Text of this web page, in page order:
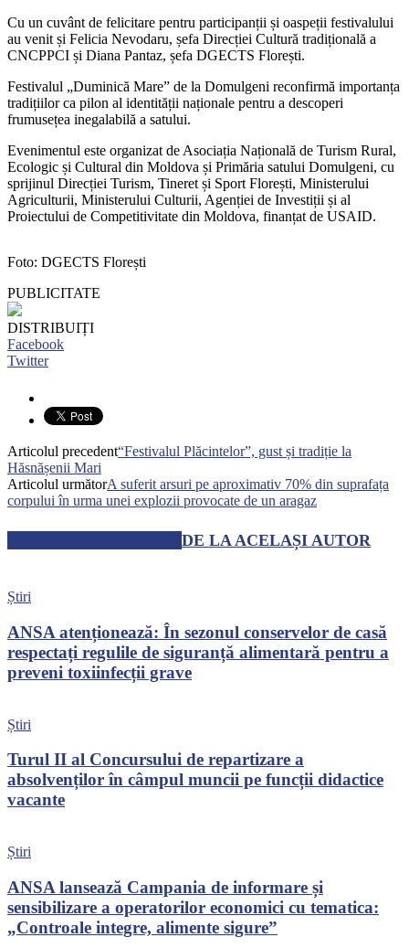
Cu un cuvânt de felicitare pentru participanții și oaspeții festivalului
au venit și Felicia Nevodaru, șefa Direcției Cultură tradițională a
CNCPPCI și Diana Pantaz, șefa DGECTS Florești.
Festivalul „Duminică Mare” de la Domulgeni reconfirmă importanța
tradițiilor ca pilon al identității naționale pentru a descoperi
frumusețea inegalabilă a satului.
Evenimentul este organizat de Asociația Națională de Turism Rural,
Ecologic și Cultural din Moldova și Primăria satului Domulgeni, cu
sprijinul Direcției Turism, Tineret și Sport Florești, Ministerului
Agriculturii, Ministerului Culturii, Agenției de Investiții și al
Proiectului de Competitivitate din Moldova, finanțat de USAID.
Foto: DGECTS Florești
PUBLICITATE
DISTRIBUIȚI
Facebook
Twitter
Articolul precedent“Festivalul Plăcintelor”, gust și tradiție la
Hăsnășenii Mari
Articolul următorA suferit arsuri pe aproximativ 70% din suprafața
corpului în urma unei explozii provocate de un aragaz
DE LA ACELAȘI AUTOR
Știri
ANSA atenționează: În sezonul conservelor de casă
respectați regulile de siguranță alimentară pentru a
preveni toxiinfecții grave
Știri
Turul II al Concursului de repartizare a
absolvenților în câmpul muncii pe funcții didactice
vacante
Știri
ANSA lansează Campania de informare și
sensibilizare a operatorilor economici cu tematica:
„Controale integre, alimente sigure”